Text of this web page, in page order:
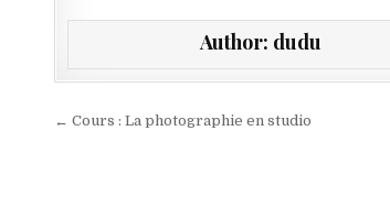
Author: dudu
Navigation de l’article
← Cours : La photographie en studio